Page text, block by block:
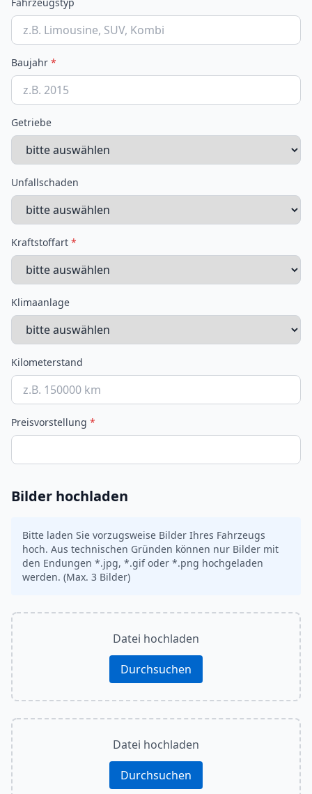
Baujahr *
Getriebe
Unfallschaden
Kraftstoffart *
Klimaanlage
Kilometerstand
Preisvorstellung *
Bilder hochladen
Bitte laden Sie vorzugsweise Bilder Ihres Fahrzeugs
hoch. Aus technischen Gründen können nur Bilder mit
den Endungen *.jpg, *.gif oder *.png hochgeladen
werden. (Max. 3 Bilder)
Datei hochladen
Durchsuchen
Datei hochladen
Durchsuchen